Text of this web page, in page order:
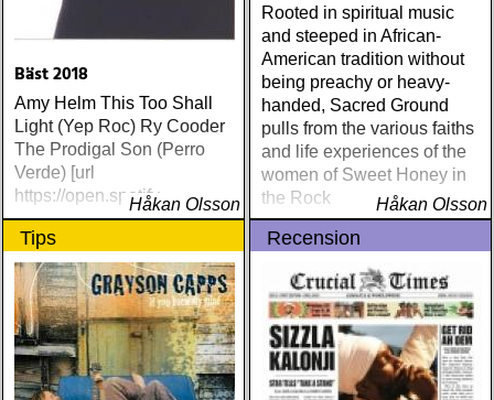
Bäst 2018
Amy Helm This Too Shall
Light (Yep Roc) Ry Cooder
The Prodigal Son (Perro
Verde) [url
https://open.spotifyHåkan Olsson
Rooted in spiritual music
and steeped in African-
American tradition without
being preachy or heavy-
handed, Sacred Ground
pulls from the various faiths
and life experiences of the
women of Sweet Honey in
the Rock
Håkan Olsson
Tips Recension